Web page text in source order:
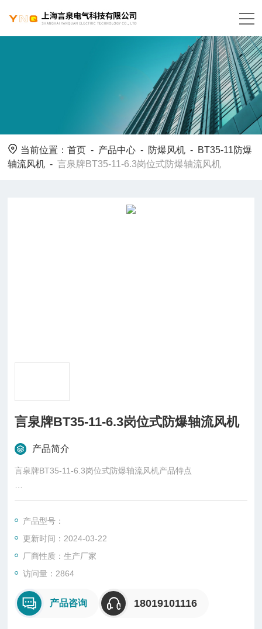
当前位置：首页 - 产品中心 - 防爆风机 - BT35-11防爆
轴流风机 -言泉牌BT35-11-6.3岗位式防爆轴流风机
言泉牌BT35-11-6.3岗位式防爆轴流风机
产品简介
言泉牌BT35-11-6.3岗位式防爆轴流风机产品特点
1. 防爆轴流风机由电机、扇叶风、筒等部分组成；
2. 具有噪音低、能耗低、防爆性能可靠等特点；
3. 有壁式、管道式、岗位式、固定式四种安装方式供用户选装；
产品型号：
更新时间：2024-03-22
厂商性质：生产厂家
访问量：2864
产品咨询 18019101116